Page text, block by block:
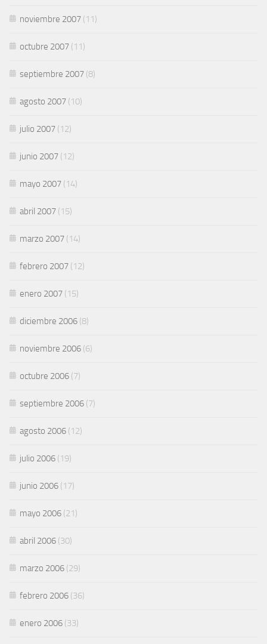
noviembre 2007 (11)
octubre 2007 (11)
septiembre 2007 (8)
agosto 2007 (10)
julio 2007 (12)
junio 2007 (12)
mayo 2007 (14)
abril 2007 (15)
marzo 2007 (14)
febrero 2007 (12)
enero 2007 (15)
diciembre 2006 (8)
noviembre 2006 (6)
octubre 2006 (7)
septiembre 2006 (7)
agosto 2006 (12)
julio 2006 (19)
junio 2006 (17)
mayo 2006 (21)
abril 2006 (30)
marzo 2006 (29)
febrero 2006 (36)
enero 2006 (33)